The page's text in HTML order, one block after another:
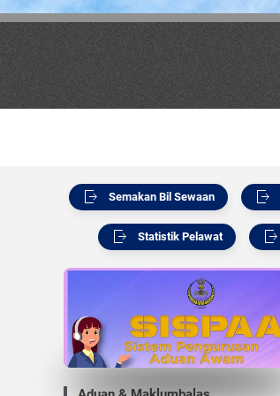
Semakan Bil Sewaan
Statistik Pelawat